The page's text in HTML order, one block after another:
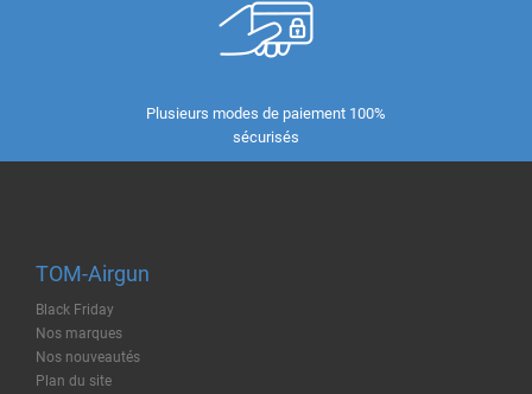
Plusieurs modes de paiement 100%
sécurisés
TOM-Airgun
Black Friday
Nos marques
Nos nouveautés
Plan du site